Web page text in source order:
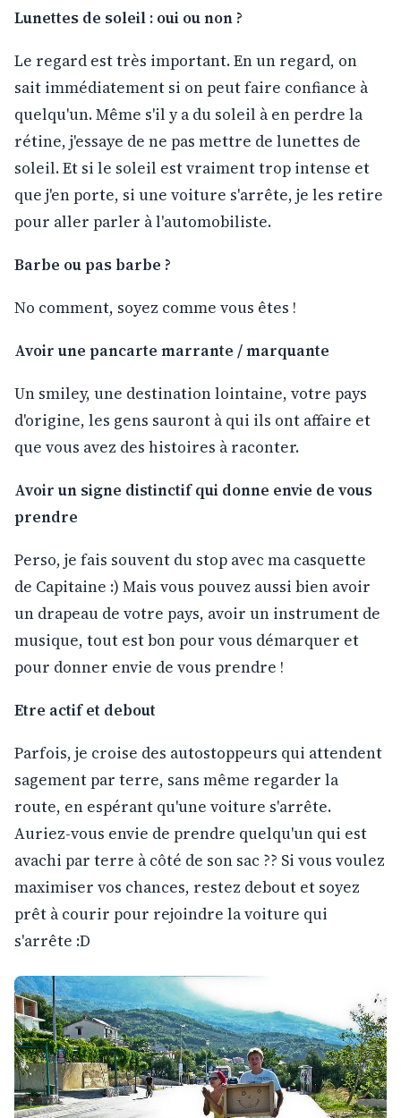
Lunettes de soleil : oui ou non ?
Le regard est très important. En un regard, on
sait immédiatement si on peut faire confiance à
quelqu'un. Même s'il y a du soleil à en perdre la
rétine, j'essaye de ne pas mettre de lunettes de
soleil. Et si le soleil est vraiment trop intense et
que j'en porte, si une voiture s'arrête, je les retire
pour aller parler à l'automobiliste.
Barbe ou pas barbe ?
No comment, soyez comme vous êtes !
Avoir une pancarte marrante / marquante
Un smiley, une destination lointaine, votre pays
d'origine, les gens sauront à qui ils ont affaire et
que vous avez des histoires à raconter.
Avoir un signe distinctif qui donne envie de vous
prendre
Perso, je fais souvent du stop avec ma casquette
de Capitaine :) Mais vous pouvez aussi bien avoir
un drapeau de votre pays, avoir un instrument de
musique, tout est bon pour vous démarquer et
pour donner envie de vous prendre !
Etre actif et debout
Parfois, je croise des autostoppeurs qui attendent
sagement par terre, sans même regarder la
route, en espérant qu'une voiture s'arrête.
Auriez-vous envie de prendre quelqu'un qui est
avachi par terre à côté de son sac ?? Si vous voulez
maximiser vos chances, restez debout et soyez
prêt à courir pour rejoindre la voiture qui
s'arrête :D